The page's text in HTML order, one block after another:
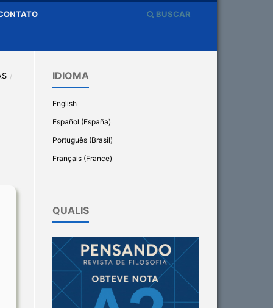
BUSCAR
/
IDIOMA
English
Español (España)
Português (Brasil)
Français (France)
QUALIS